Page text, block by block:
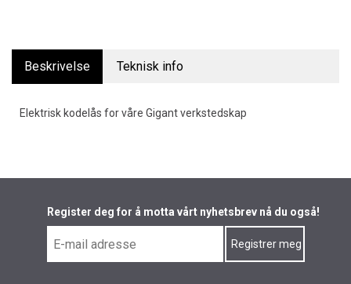
Beskrivelse Teknisk info
Elektrisk kodelås for våre Gigant verkstedskap
Register deg for å motta vårt nyhetsbrev nå du også!